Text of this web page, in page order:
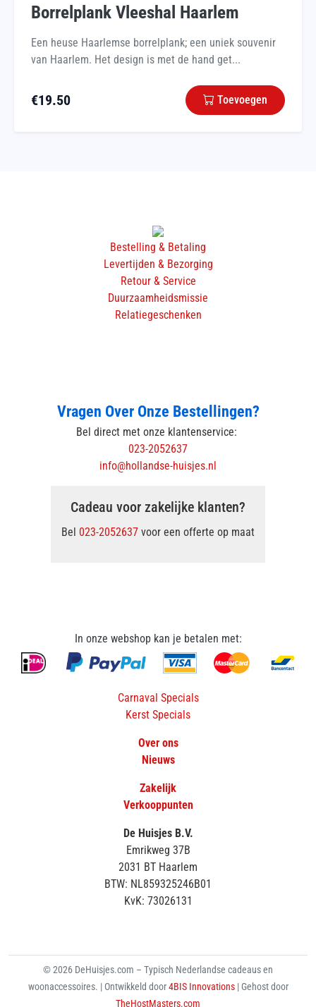
Borrelplank Vleeshal Haarlem
Een heuse Haarlemse borrelplank; een uniek souvenir
van Haarlem. Het design is met de hand get...
€19.50 Toevoegen
Bestelling & Betaling
Levertijden & Bezorging
Retour & Service
Duurzaamheidsmissie
Relatiegeschenken
Vragen Over Onze Bestellingen?
Bel direct met onze klantenservice:
023-2052637
info@hollandse-huisjes.nl
Cadeau voor zakelijke klanten?
Bel 023-2052637 voor een offerte op maat
In onze webshop kan je betalen met:
Carnaval Specials
Kerst Specials
Over ons
Nieuws
Zakelijk
Verkooppunten
De Huisjes B.V.
Emrikweg 37B
2031 BT Haarlem
BTW: NL859325246B01
KvK: 73026131
© 2026 DeHuisjes.com – Typisch Nederlandse cadeaus en
woonaccessoires. | Ontwikkeld door4BIS Innovations | Gehost door
TheHostMasters.com